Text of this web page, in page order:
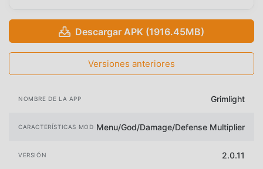
Descargar APK (1916.45MB)
Versiones anteriores
NOMBRE DE LA APP Grimlight
CARACTERÍSTICAS MOD Menu/God/Damage/Defense Multiplier
VERSIÓN 2.0.11